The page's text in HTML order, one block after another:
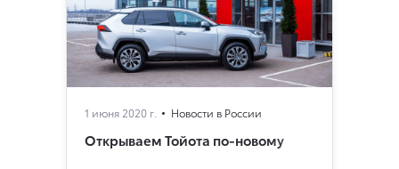
1 июня 2020 г. Новости в России
Открываем Тойота по-новому